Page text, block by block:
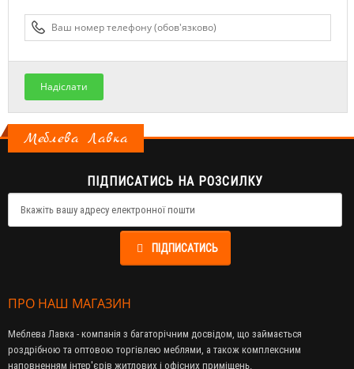
Надіслати
Меблева Лавка
ПІДПИСАТИСЬ НА РОЗСИЛКУ
ПІДПИСАТИСЬ
ПРО НАШ МАГАЗИН
Меблева Лавка - компанія з багаторічним досвідом, що займається
роздрібною та оптовою торгівлею меблями, а також комплексним
наповненням інтер'єрів житлових і офісних приміщень.